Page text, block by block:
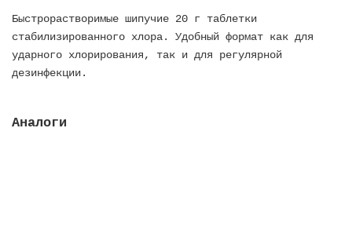
Быстрорастворимые шипучие 20 г таблетки
стабилизированного хлора. Удобный формат как для
ударного хлорирования, так и для регулярной
дезинфекции.
Аналоги